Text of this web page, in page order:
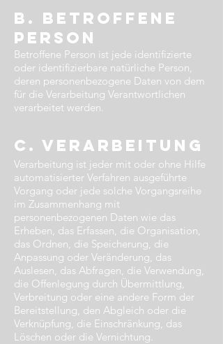
b. betroffene
Person​
Betroffene Person ist jede identifizierte
oder identifizierbare natürliche Person,
deren personenbezogene Daten von dem
für die Verarbeitung Verantwortlichen
verarbeitet werden.
c. Verarbeitung
Verarbeitung ist jeder mit oder ohne Hilfe
automatisierter Verfahren ausgeführte
Vorgang oder jede solche Vorgangsreihe
im Zusammenhang mit
personenbezogenen Daten wie das
Erheben, das Erfassen, die Organisation,
das Ordnen, die Speicherung, die
Anpassung oder Veränderung, das
Auslesen, das Abfragen, die Verwendung,
die Offenlegung durch Übermittlung,
Verbreitung oder eine andere Form der
Bereitstellung, den Abgleich oder die
Verknüpfung, die Einschränkung, das
Löschen oder die Vernichtung.